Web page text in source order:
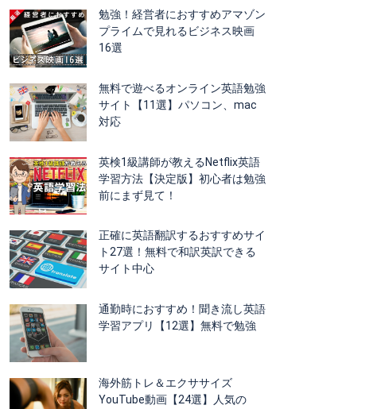
勉強！経営者におすすめアマゾン
プライムで見れるビジネス映画
16選
無料で遊べるオンライン英語勉強
サイト【11選】パソコン、mac
対応
英検1級講師が教えるNetflix英語
学習方法【決定版】初心者は勉強
前にまず見て！
正確に英語翻訳するおすすめサイ
ト27選！無料で和訳英訳できる
サイト中心
通勤時におすすめ！聞き流し英語
学習アプリ【12選】無料で勉強
海外筋トレ＆エクササイズ
YouTube動画【24選】人気の